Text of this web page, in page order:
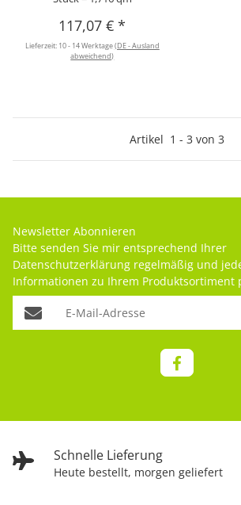
117,07 €*
Lieferzeit: 10 - 14 Werktage(DE - Ausland
abweichend)
Artikel 1 - 3 von 3
Schnelle Lieferung
Heute bestellt, morgen geliefert
Newsletter Abonnieren
Bitte senden Sie mir entsprechend Ihrer
Datenschutzerklärung regelmäßig und
Informationen zu Ihrem Produktsortiment